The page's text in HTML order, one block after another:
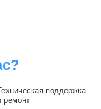
поддержка
ремонт